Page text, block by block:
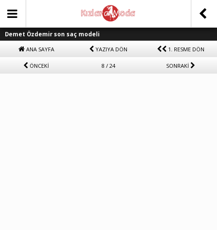
Demet Özdemir son saç modeli
ANA SAYFA YAZIYA DÖN 1. RESME DÖN
ÖNCEKİ 8 / 24 SONRAKİ